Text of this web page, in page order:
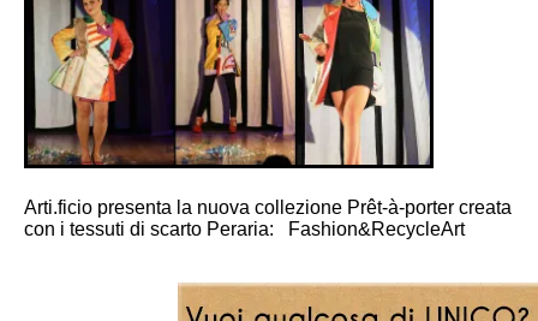
Arti.ficio presenta la nuova collezione Prêt-à-porter creata
con i tessuti di scarto Peraria: Fashion&RecycleArt